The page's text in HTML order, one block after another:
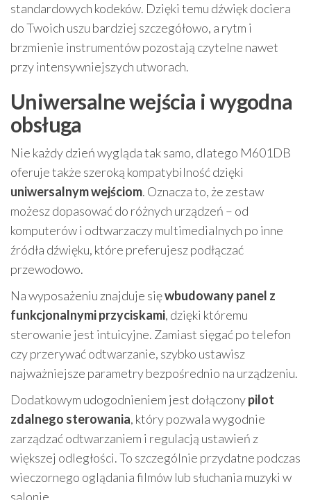
standardowych kodeków. Dzięki temu dźwięk dociera
do Twoich uszu bardziej szczegółowo, a rytm i
brzmienie instrumentów pozostają czytelne nawet
przy intensywniejszych utworach.
Uniwersalne wejścia i wygodna
obsługa
Nie każdy dzień wygląda tak samo, dlatego M601DB
oferuje także szeroką kompatybilność dzięki
uniwersalnym wejściom. Oznacza to, że zestaw
możesz dopasować do różnych urządzeń – od
komputerów i odtwarzaczy multimedialnych po inne
źródła dźwięku, które preferujesz podłączać
przewodowo.
Na wyposażeniu znajduje sięwbudowany panel z
funkcjonalnymi przyciskami, dzięki któremu
sterowanie jest intuicyjne. Zamiast sięgać po telefon
czy przerywać odtwarzanie, szybko ustawisz
najważniejsze parametry bezpośrednio na urządzeniu.
Dodatkowym udogodnieniem jest dołączonypilot
zdalnego sterowania, który pozwala wygodnie
zarządzać odtwarzaniem i regulacją ustawień z
większej odległości. To szczególnie przydatne podczas
wieczornego oglądania filmów lub słuchania muzyki w
salonie.